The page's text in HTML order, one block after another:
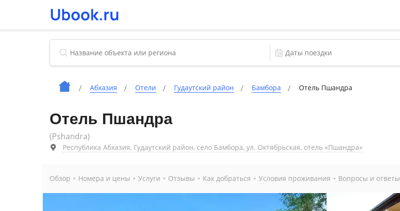
Абхазия Отели Гудаутский район Бамбора Отель Пшандра
Отель Пшандра
(Pshandra)
Республика Абхазия, Гудаутский район, село Бамбора, ул. Октябрьская, отель «Пшандра»
Обзор Номера и цены Услуги Отзывы Как добраться Условия проживания Вопросы и ответы